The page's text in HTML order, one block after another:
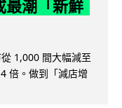
最潮「新鮮
1,000 間大幅減至
倍。做到「減店增